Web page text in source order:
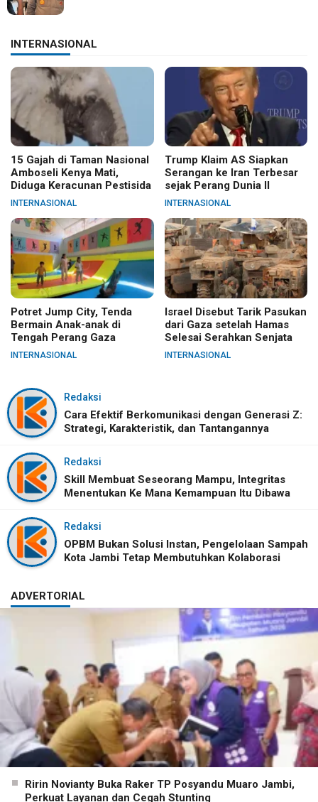
INTERNASIONAL
15 Gajah di Taman Nasional
Amboseli Kenya Mati,
Diduga Keracunan Pestisida
INTERNASIONAL
Trump Klaim AS Siapkan
Serangan ke Iran Terbesar
sejak Perang Dunia II
INTERNASIONAL
Potret Jump City, Tenda
Bermain Anak-anak di
Tengah Perang Gaza
INTERNASIONAL
Israel Disebut Tarik Pasukan
dari Gaza setelah Hamas
Selesai Serahkan Senjata
INTERNASIONAL
Redaksi
Cara Efektif Berkomunikasi dengan Generasi Z:
Strategi, Karakteristik, dan Tantangannya
Redaksi
Skill Membuat Seseorang Mampu, Integritas
Menentukan Ke Mana Kemampuan Itu Dibawa
Redaksi
OPBM Bukan Solusi Instan, Pengelolaan Sampah
Kota Jambi Tetap Membutuhkan Kolaborasi
ADVERTORIAL
Ririn Novianty Buka Raker TP Posyandu Muaro Jambi,
Perkuat Layanan dan Cegah Stunting